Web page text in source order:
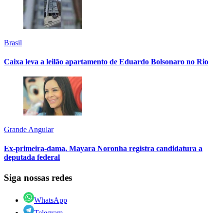
Brasil
Caixa leva a leilão apartamento de Eduardo Bolsonaro no Rio
Grande Angular
Ex-primeira-dama, Mayara Noronha registra candidatura a
deputada federal
Siga nossas redes
WhatsApp